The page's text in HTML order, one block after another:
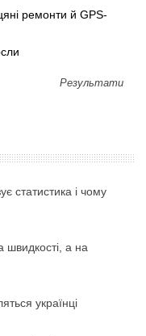
ремонти й GPS-
Результати
статистика і чому
швидкості, а на
українці